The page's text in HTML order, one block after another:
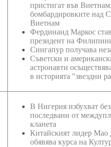
пристигат във
бомбардировките над
Виетнам
Фердинанд Маркос
президент на
Сингапур получава
Съветски и
астронавти
в историята "звездни
В Нигерия избухват
последвани от
кланета
Китайският лидер Мао
обявява курса на